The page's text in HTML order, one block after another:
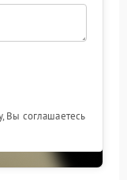
Вы соглашаетесь